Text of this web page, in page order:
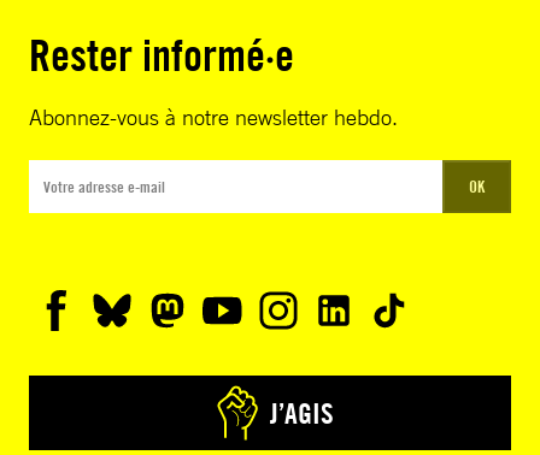
Rester informé·e
Abonnez-vous à notre newsletter hebdo.
OK
J’AGIS